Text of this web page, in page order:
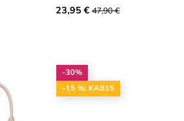
23,95 € 47,90 €
-30%
-15 %: KAB15